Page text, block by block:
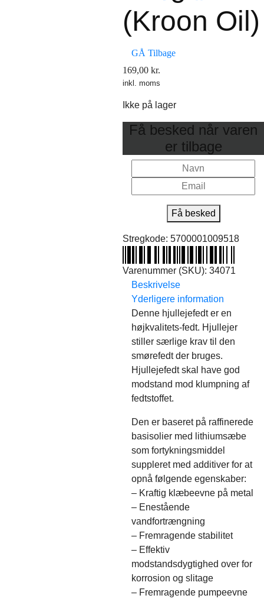
(Kroon Oil)
GÅ Tilbage
169,00 kr.
inkl. moms
Ikke på lager
Få besked når varen
er tilbage
Få besked
Stregkode: 5700001009518
Varenummer (SKU): 34071
Beskrivelse
Yderligere information
Denne hjullejefedt er en
højkvalitets-fedt. Hjullejer
stiller særlige krav til den
smørefedt der bruges.
Hjullejefedt skal have god
modstand mod klumpning af
fedtstoffet.
Den er baseret på raffinerede
basisolier med lithiumsæbe
som fortykningsmiddel
suppleret med additiver for at
opnå følgende egenskaber:
– Kraftig klæbeevne på metal
– Enestående
vandfortrængning
– Fremragende stabilitet
– Effektiv
modstandsdygtighed over for
korrosion og slitage
– Fremragende pumpeevne